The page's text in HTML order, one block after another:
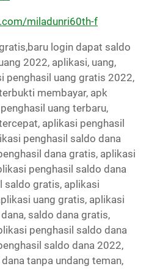
miladunri60th-f
login dapat saldo
2022, aplikasi, uang,
penghasil uang gratis 2022,
membayar, apk
uang terbaru,
aplikasi penghasil
penghasil saldo dana
dana gratis, aplikasi
penghasil saldo dana
saldo gratis, aplikasi
uang gratis, aplikasi
saldo dana gratis,
penghasil saldo dana
saldo dana 2022,
tanpa undang teman,